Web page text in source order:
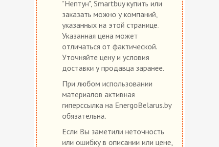
"Нептун", Smartbuy купить или
заказать можно у компаний,
указанных на этой странице.
Указанная цена может
отличаться от фактической.
Уточняйте цену и условия
доставки у продавца заранее.
При любом использовании
материалов активная
гиперссылка на EnergoBelarus.by
обязательна.
Если Вы заметили неточность
или ошибку в описании или цене,